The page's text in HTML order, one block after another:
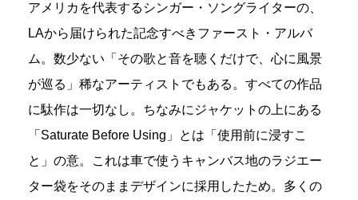
アメリカを代表するシンガー・ソングライターの、
LAから届けられた記念すべきファースト・アルバ
ム。数少ない「その歌と音を聴くだけで、心に風景
が巡る」稀なアーティストでもある。すべての作品
に駄作は一切なし。ちなみにジャケットの上にある
「Saturate Before Using」とは「使用前に浸すこ
と」の意。これは車で使うキャンバス地のラジエー
ター袋をそのままデザインに採用したため。多くの